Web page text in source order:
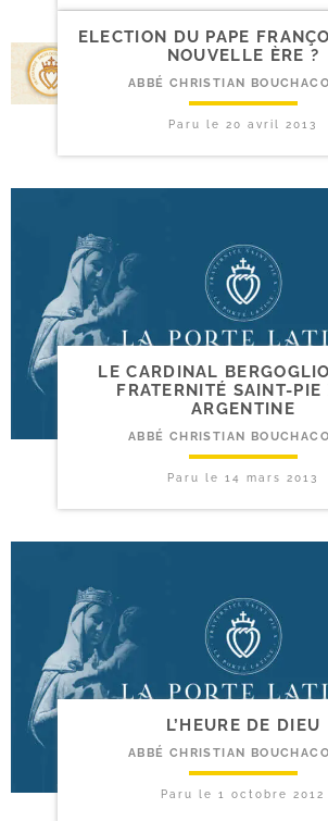
ELECTION DU PAPE
NOUVELLE ÈRE ?
ABBÉ CHRISTIAN
Paru le20 avril 2013
LE CARDINAL
FRATERNITÉ SAINT-​PIE
ARGENTINE
ABBÉ CHRISTIAN
Paru le14 mars 2013
L’HEURE DE DIEU
ABBÉ CHRISTIAN
Paru le1 octobre 2012